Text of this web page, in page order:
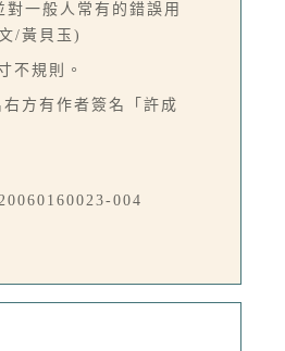
對一般人常有的錯誤用
/黃貝玉)
不規則。
右方有作者簽名「許成
004